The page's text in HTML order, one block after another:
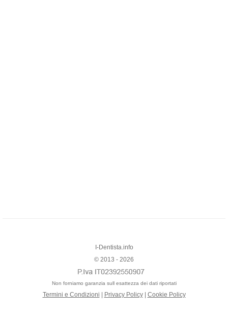
I-Dentista.info
© 2013 - 2026
Non forniamo garanzia sull esattezza dei dati riportati
Termini e Condizioni Privacy Policy| Cookie Policy